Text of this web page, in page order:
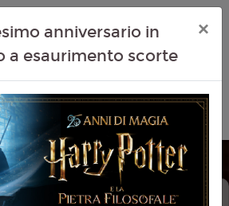
anniversario in
a esaurimento scorte
×